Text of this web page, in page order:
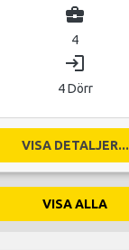
business_center
4
login
4 Dörr
VISA DETALJER...
VISA ALLA